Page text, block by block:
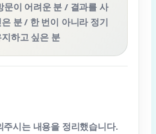
문이 어려운 분 / 결과를 사
분 / 한 번이 아니라 정기
하고 싶은 분
시는 내용을 정리했습니다.